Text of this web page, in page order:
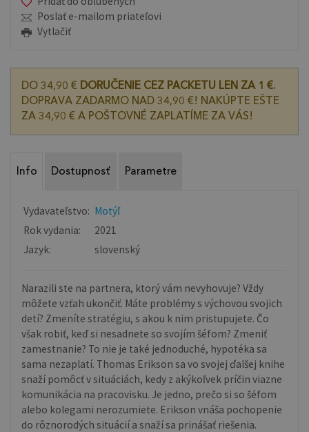
Poslať e-mailom priateľovi
Vytlačiť
DO 34,90 € DORUČENIE CEZ PACKETU LEN ZA 1 €.
DOPRAVA ZADARMO NAD 34,90 €! NAKÚPTE EŠTE
ZA 34,90 € A POŠTOVNÉ ZAPLATÍME ZA VÁS!
Info Dostupnosť Parametre
Vydavateľstvo: Motýľ
Rok vydania:
2021
Jazyk:
slovenský
Narazili ste na partnera, ktorý vám nevyhovuje? Vždy
môžete vzťah ukončiť. Máte problémy s výchovou svojich
detí? Zmeníte stratégiu, s akou k nim pristupujete. Čo
však robiť, keď si nesadnete so svojím šéfom? Zmeniť
zamestnanie? To nie je také jednoduché, hypotéka sa
sama nezaplatí. Thomas Erikson sa vo svojej ďalšej knihe
snaží pomôcť v situáciách, kedy z akýkoľvek príčin viazne
komunikácia na pracovisku. Je jedno, prečo si so šéfom
alebo kolegami nerozumiete. Erikson vnáša pochopenie
do rôznorodých situácií a snaží sa prinášať riešenia.